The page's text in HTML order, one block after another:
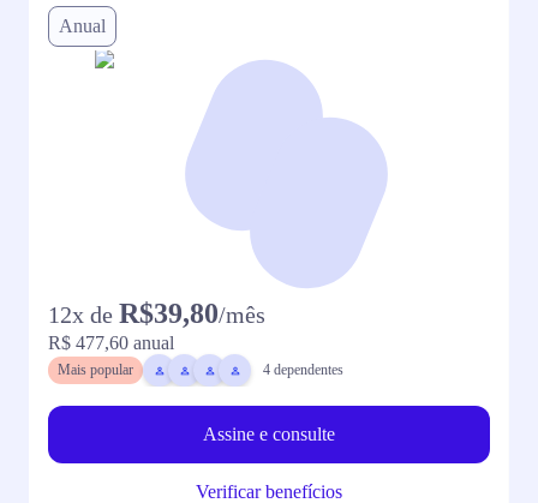
Anual
12x de R$39,80/mês
R$ 477,60 anual
Mais popular 4 dependentes
Assine e consulte
Verificar benefícios